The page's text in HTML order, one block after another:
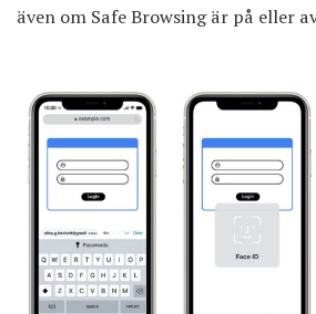
även om Safe Browsing är på eller